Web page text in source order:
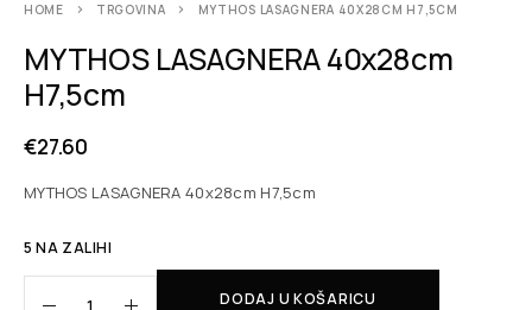
HOME TRGOVINA MYTHOS LASAGNERA 40X28CM H7,5CM
MYTHOS LASAGNERA 40x28cm
H7,5cm
€27.60
MYTHOS LASAGNERA 40x28cm H7,5cm
5 NA ZALIHI
DODAJ U KOŠARICU